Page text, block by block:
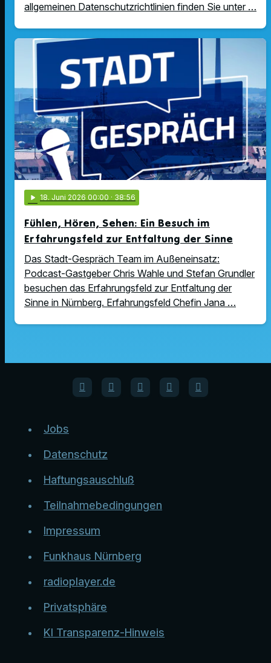
allgemeinen Datenschutzrichtlinien finden Sie unter …
play_arrow 18. Juni 2026 00:00 · 38:56
Fühlen, Hören, Sehen: Ein Besuch im
Erfahrungsfeld zur Entfaltung der Sinne
Das Stadt-Gespräch Team im Außeneinsatz:
Podcast-Gastgeber Chris Wahle und Stefan Grundler
besuchen das Erfahrungsfeld zur Entfaltung der
Sinne in Nürnberg. Erfahrungsfeld Chefin Jana …
Jobs
Datenschutz
Haftungsauschluß
Teilnahmebedingungen
Impressum
Funkhaus Nürnberg
radioplayer.de
Privatsphäre
KI Transparenz-Hinweis